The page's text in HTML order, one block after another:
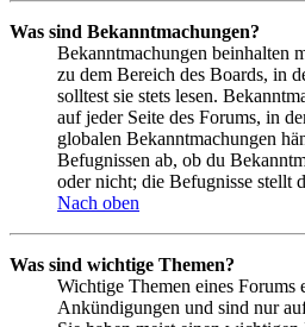
Was sind Bekanntmachungen?
Bekanntmachungen beinhalten
zu dem Bereich des Boards, in
solltest sie stets lesen.
auf jeder Seite des Forums, in
globalen Bekanntmachungen
Befugnissen ab, ob du
oder nicht; die Befugnisse stellt
Nach oben
Was sind wichtige Themen?
Wichtige Themen eines Forums
Ankündigungen und sind nur